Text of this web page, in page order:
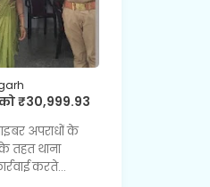
₹30,999.93
अपराधों के
तहत थाना
करते…